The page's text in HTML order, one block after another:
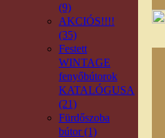
(9)
AKCIÓS!!!!
(35)
Festett
WINTAGE
fenyőbútorok
KATALÓGUSA
(21)
Fürdőszoba
bútor (1)